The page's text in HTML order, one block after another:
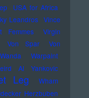
USA for Africa
Leandros Vince
Femmes
Virgin
Von Spar
Von
Wanda Warpaint
Al Yankovic
Leg
Wham
Herzbuben